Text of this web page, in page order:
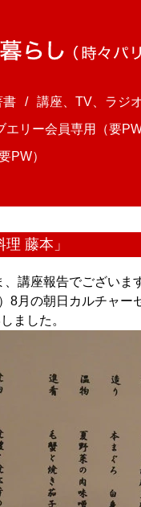
書
講座、TV、ラジ
エリー会員専用（要PW
PW）
藤本」
講座報告でございま
8月の朝日カルチャー
ました。